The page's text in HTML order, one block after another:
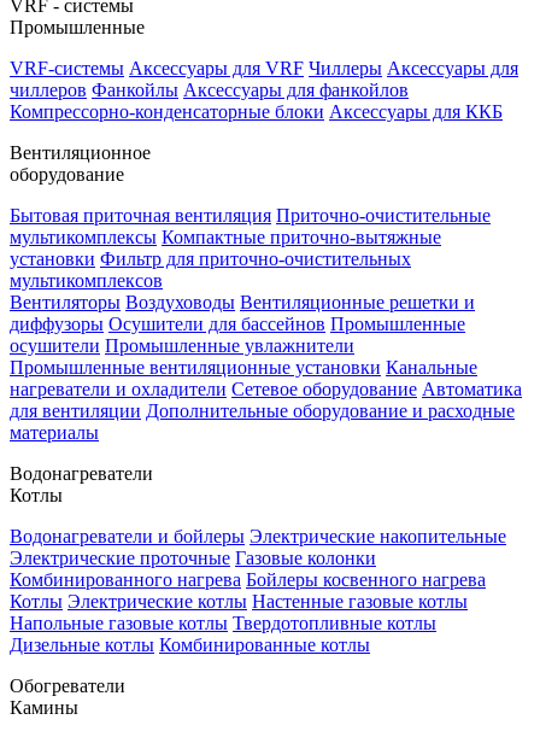
VRF - системы
Промышленные
VRF-системы Аксессуары для VRF Чиллеры Аксессуары для
чиллеров Фанкойлы Аксессуары для фанкойлов
Компрессорно-конденсаторные блоки Аксессуары для ККБ
Вентиляционное
оборудование
Бытовая приточная вентиляция Приточно-очистительные
мультикомплексы Компактные приточно-вытяжные
установки Фильтр для приточно-очистительных
мультикомплексов
Вентиляторы Воздуховоды Вентиляционные решетки и
диффузоры Осушители для бассейнов Промышленные
осушители Промышленные увлажнители
Промышленные вентиляционные установки Канальные
нагреватели и охладители Сетевое оборудование Автоматика
для вентиляции Дополнительные оборудование и расходные
материалы
Водонагреватели
Котлы
Водонагреватели и бойлеры Электрические накопительные
Электрические проточные Газовые колонки
Комбинированного нагрева Бойлеры косвенного нагрева
Котлы Электрические котлы Настенные газовые котлы
Напольные газовые котлы Твердотопливные котлы
Дизельные котлы Комбинированные котлы
Обогреватели
Камины